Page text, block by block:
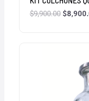
$9,900.00 $